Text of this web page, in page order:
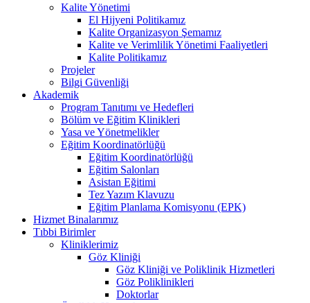
Kalite Yönetimi
El Hijyeni Politikamız
Kalite Organizasyon Şemamız
Kalite ve Verimlilik Yönetimi Faaliyetleri
Kalite Politikamız
Projeler
Bilgi Güvenliği
Akademik
Program Tanıtımı ve Hedefleri
Bölüm ve Eğitim Klinikleri
Yasa ve Yönetmelikler
Eğitim Koordinatörlüğü
Eğitim Koordinatörlüğü
Eğitim Salonları
Asistan Eğitimi
Tez Yazım Klavuzu
Eğitim Planlama Komisyonu (EPK)
Hizmet Binalarımız
Tıbbi Birimler
Kliniklerimiz
Göz Kliniği
Göz Kliniği ve Poliklinik Hizmetleri
Göz Poliklinikleri
Doktorlar